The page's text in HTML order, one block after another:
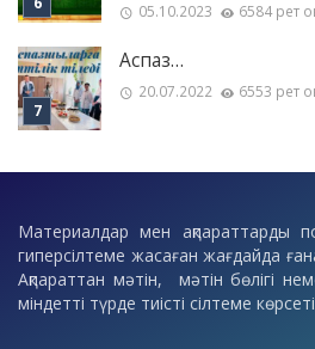
05.10.2023 6584 рет
Аспаз…
20.07.2022 6553 рет
Материалдар мен ақпараттарды
гиперсілтеме жасаған жағдайда ғана
Ақпараттан мәтін, мәтін бөлігі
міндетті түрде тиісті сілтеме